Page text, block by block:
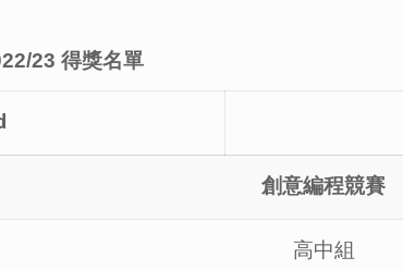
23 得獎名單
創意編程競賽
高中組